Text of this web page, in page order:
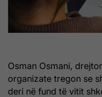
Osman Osmani,
organizate tregon se
deri në fund të vitit